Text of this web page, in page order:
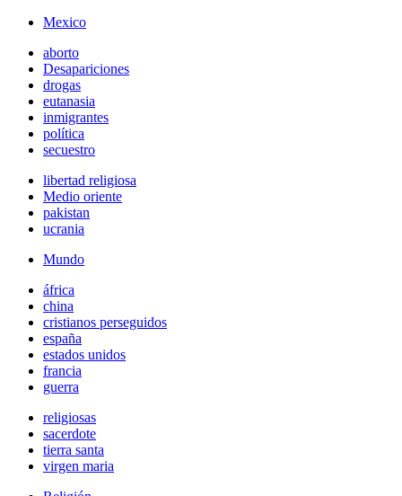
Mexico
aborto
Desapariciones
drogas
eutanasia
inmigrantes
política
secuestro
libertad religiosa
Medio oriente
pakistan
ucrania
Mundo
áfrica
china
cristianos perseguidos
españa
estados unidos
francia
guerra
religiosas
sacerdote
tierra santa
virgen maria